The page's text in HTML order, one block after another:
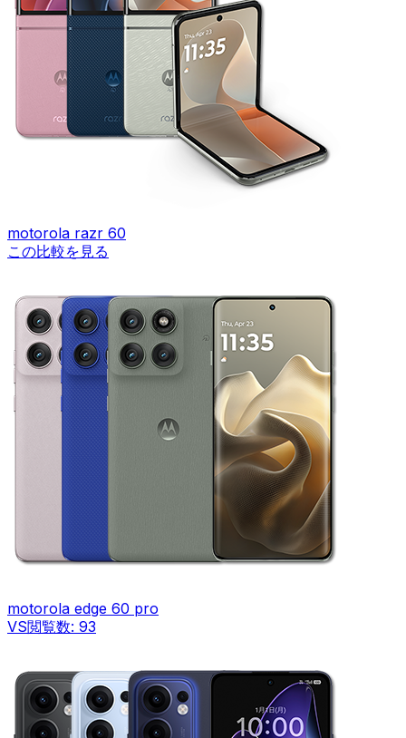
motorola razr 60
この比較を見る
motorola edge 60 pro
VS閲覧数: 93